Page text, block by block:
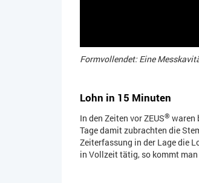
Formvollendet: Eine
Lohn in 15 Minuten
In den Zeiten vor ZEUS® waren
Tage damit zubrachten die
Zeiterfassung in der Lage die
in Vollzeit tätig, so kommt